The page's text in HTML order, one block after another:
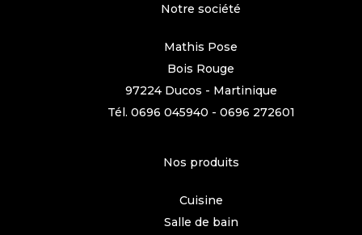
Notre société
Mathis Pose
Bois Rouge
97224 Ducos - Martinique
Tél. 0696 045940 - 0696 272601
Nos produits
Cuisine
Salle de bain